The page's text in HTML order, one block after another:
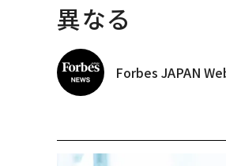
異なる
Forbes JAPAN